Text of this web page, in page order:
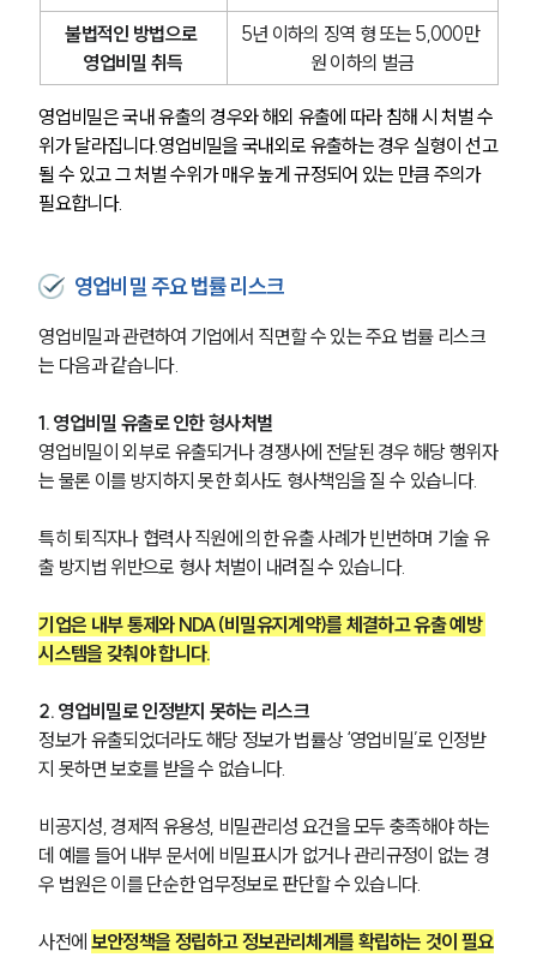
업무사례
주요 업무사례
사례분석/최신동향
법률정보
법률지식인
업무분야
지식재산권그룹 업무
구성원 소개
소식/자료
언론보도
법률서식
뉴스레터/브로슈어
세미나
대륜법률상담예약
대륜법률상담예약
불법적인 방법으로
영업비밀 취득
5년 이하의 징역 형 또는 5,000만
원 이하의 벌금
영업비밀은 국내 유출의 경우와 해외 유출에 따라 침해 시 처벌 수
위가 달라집니다.영업비밀을 국내외로 유출하는 경우 실형이 선고
될 수 있고 그 처벌 수위가 매우 높게 규정되어 있는 만큼 주의가
필요합니다.
영업비밀 주요 법률 리스크
영업비밀과 관련하여 기업에서 직면할 수 있는 주요 법률 리스크
는 다음과 같습니다.
1. 영업비밀 유출로 인한 형사처벌
영업비밀이 외부로 유출되거나 경쟁사에 전달된 경우 해당 행위자
는 물론 이를 방지하지 못한 회사도 형사책임을 질 수 있습니다.
특히 퇴직자나 협력사 직원에 의한 유출 사례가 빈번하며 기술 유
출 방지법 위반으로 형사 처벌이 내려질 수 있습니다.
기업은 내부 통제와 NDA(비밀유지계약)를 체결하고 유출 예방
시스템을 갖춰야 합니다.
2. 영업비밀로 인정받지 못하는 리스크
정보가 유출되었더라도 해당 정보가 법률상 ‘영업비밀’로 인정받
지 못하면 보호를 받을 수 없습니다.
비공지성, 경제적 유용성, 비밀관리성 요건을 모두 충족해야 하는
데 예를 들어 내부 문서에 비밀표시가 없거나 관리규정이 없는 경
우 법원은 이를 단순한 업무정보로 판단할 수 있습니다.
사전에 보안정책을 정립하고 정보관리체계를 확립하는 것이 필요